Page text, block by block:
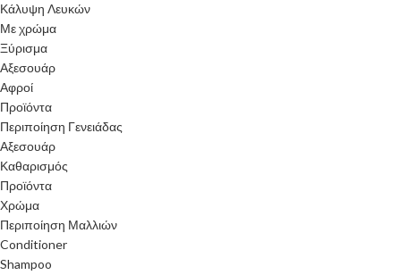
Κάλυψη Λευκών
Με χρώμα
Ξύρισμα
Αξεσουάρ
Αφροί
Προϊόντα
Περιποίηση Γενειάδας
Αξεσουάρ
Καθαρισμός
Προϊόντα
Χρώμα
Περιποίηση Μαλλιών
Conditioner
Shampoo